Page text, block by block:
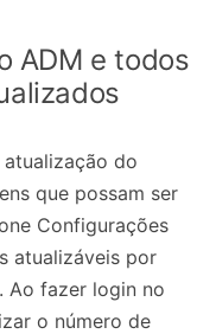
ADM e todos
do
que possam ser
Configurações
atualizáveis ​​por
Ao fazer login no
o número de